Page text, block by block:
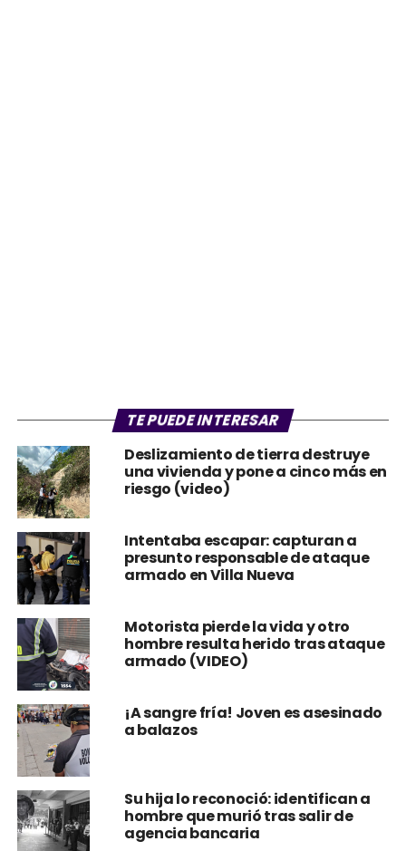
TE PUEDE INTERESAR
Deslizamiento de tierra destruye
una vivienda y pone a cinco más en
riesgo (video)
Intentaba escapar: capturan a
presunto responsable de ataque
armado en Villa Nueva
Motorista pierde la vida y otro
hombre resulta herido tras ataque
armado (VIDEO)
¡A sangre fría! Joven es asesinado
a balazos
Su hija lo reconoció: identifican a
hombre que murió tras salir de
agencia bancaria